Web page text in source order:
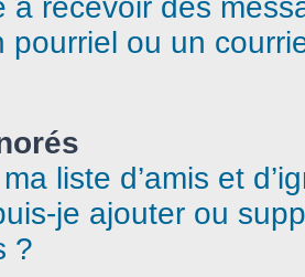
à recevoir des
pourriel ou un
liste d’amis et
je ajouter ou
?